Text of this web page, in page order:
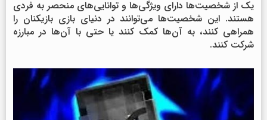
یک از شخصیت‌ها دارای ویژگی‌ها و توانایی‌های منحصر به فردی
هستند. این شخصیت‌ها می‌توانند در دنیای بازی بازیکنان را
همراهی کنند، به آن‌ها کمک کنند یا حتی با آن‌ها در مبارزه
شرکت کنند.